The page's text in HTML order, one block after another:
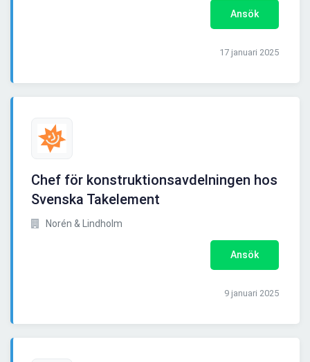
Ansök
17 januari 2025
Chef för konstruktionsavdelningen hos
Svenska Takelement
Norén & Lindholm
Ansök
9 januari 2025